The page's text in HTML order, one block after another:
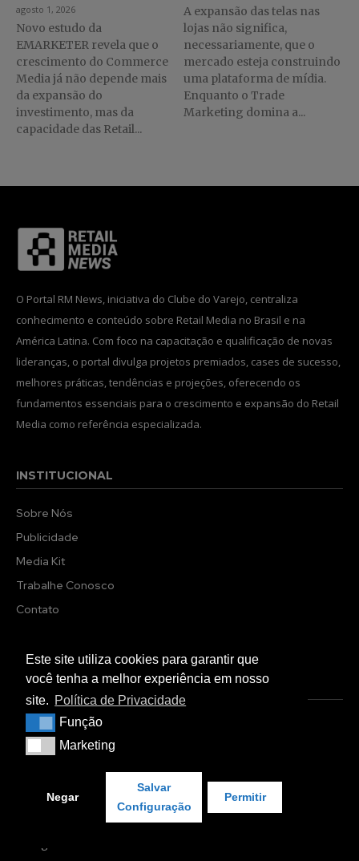
agosto 1, 2026
Novo estudo da
EMARKETER revela que o
crescimento do Commerce
Media já não depende mais
da expansão do
investimento, mas da
capacidade das Retail...
A expansão das telas nas
lojas não significa,
necessariamente, que o
mercado esteja construindo
uma plataforma de mídia.
Enquanto o Trade
Marketing domina a...
O Portal RM News, iniciativa do Clube do Varejo, centraliza
conhecimento e conteúdo sobre Retail Media no Brasil e na
América Latina. Com foco na capacitação e qualificação de novas
lideranças, o portal divulga projetos premiados, cases de sucesso,
melhores práticas, tendências e projeções, oferecendo os
fundamentos essenciais para o crescimento e expansão do Retail
Media como referência especializada.
INSTITUCIONAL
Sobre Nós
Publicidade
Media Kit
Trabalhe Conosco
Contato
EDITORIAS
Colaboração de Dados
Commerce Media
DOOH
Ferramentas de Gestão
Este site utiliza cookies para garantir que
você tenha a melhor experiência em nosso
site. Política de Privacidade
FunçãoFunção
MarketingMarketing
Negar
Salvar
Configuração
Permitir